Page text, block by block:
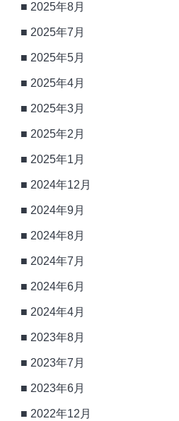
2025年8月
2025年7月
2025年5月
2025年4月
2025年3月
2025年2月
2025年1月
2024年12月
2024年9月
2024年8月
2024年7月
2024年6月
2024年4月
2023年8月
2023年7月
2023年6月
2022年12月